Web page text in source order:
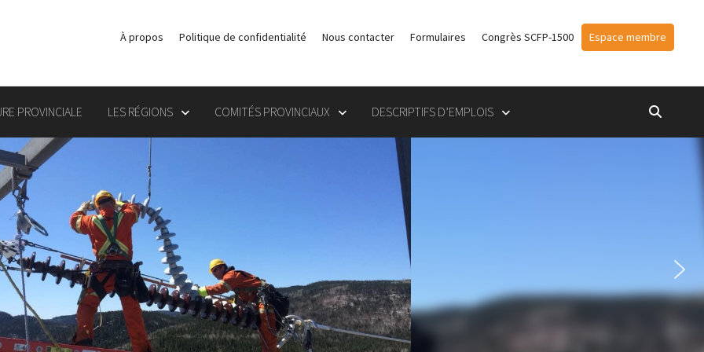
À propos Politique de confidentialité Nous contacter Formulaires Congrès SCFP-1500 Espace membre
PROVINCIALE LES RÉGIONS COMITÉS PROVINCIAUX DESCRIPTIFS D’EMPLOIS